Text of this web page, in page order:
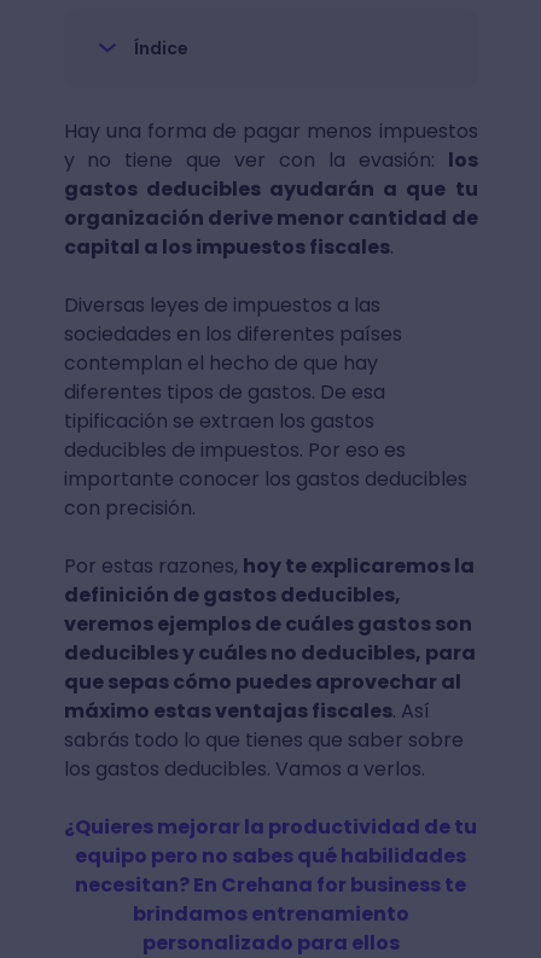
Índice
Hay una forma de pagar menos impuestos
y no tiene que ver con la evasión: los
gastos deducibles ayudarán a que tu
organización derive menor cantidad de
capital a los impuestos fiscales.
Diversas leyes de impuestos a las
sociedades en los diferentes países
contemplan el hecho de que hay
diferentes tipos de gastos. De esa
tipificación se extraen los gastos
deducibles de impuestos. Por eso es
importante conocer los gastos deducibles
con precisión.
Por estas razones, hoy te explicaremos la
definición de gastos deducibles,
veremos ejemplos de cuáles gastos son
deducibles y cuáles no deducibles, para
que sepas cómo puedes aprovechar al
máximo estas ventajas fiscales. Así
sabrás todo lo que tienes que saber sobre
los gastos deducibles. Vamos a verlos.
¿Quieres mejorar la productividad de tu
equipo pero no sabes qué habilidades
necesitan? En Crehana for business te
brindamos entrenamiento
personalizado para ellos